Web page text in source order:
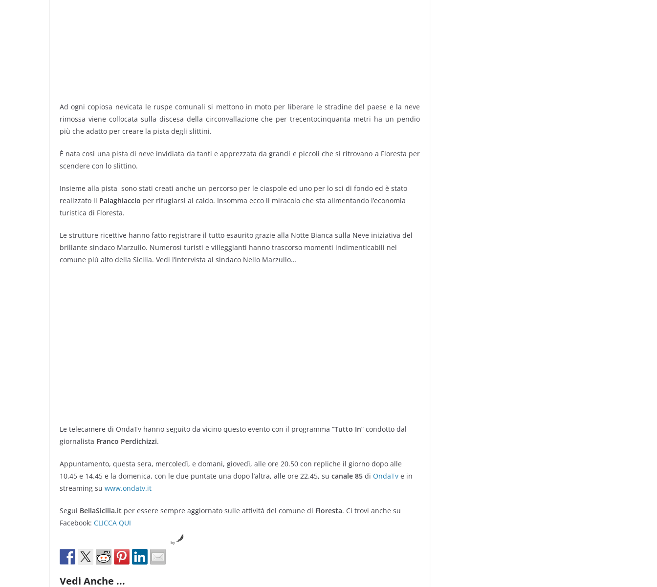
Ad ogni copiosa nevicata le ruspe comunali si mettono in moto per liberare le stradine del paese e la neve
rimossa viene collocata sulla discesa della circonvallazione che per trecentocinquanta metri ha un pendio
più che adatto per creare la pista degli slittini.
È nata così una pista di neve invidiata da tanti e apprezzata da grandi e piccoli che si ritrovano a Floresta per
scendere con lo slittino.
Insieme alla pista sono stati creati anche un percorso per le ciaspole ed uno per lo sci di fondo ed è stato
realizzato il Palaghiaccio per rifugiarsi al caldo. Insomma ecco il miracolo che sta alimentando l’economia
turistica di Floresta.
Le strutture ricettive hanno fatto registrare il tutto esaurito grazie alla Notte Bianca sulla Neve iniziativa del
brillante sindaco Marzullo. Numerosi turisti e villeggianti hanno trascorso momenti indimenticabili nel
comune più alto della Sicilia. Vedi l’intervista al sindaco Nello Marzullo…
Le telecamere di OndaTv hanno seguito da vicino questo evento con il programma “Tutto In” condotto dal
giornalista Franco Perdichizzi.
Appuntamento, questa sera, mercoledì, e domani, giovedì, alle ore 20.50 con repliche il giorno dopo alle
10.45 e 14.45 e la domenica, con le due puntate una dopo l’altra, alle ore 22.45, su canale 85 di OndaTv e in
streaming su www.ondatv.it
Segui BellaSicilia.it per essere sempre aggiornato sulle attività del comune di Floresta. Ci trovi anche su
Facebook: CLICCA QUI
by
Vedi Anche ...